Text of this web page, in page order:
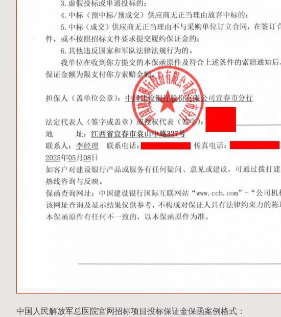
中国人民解放军总医院官网招标项目投标保证金保函案例格式：